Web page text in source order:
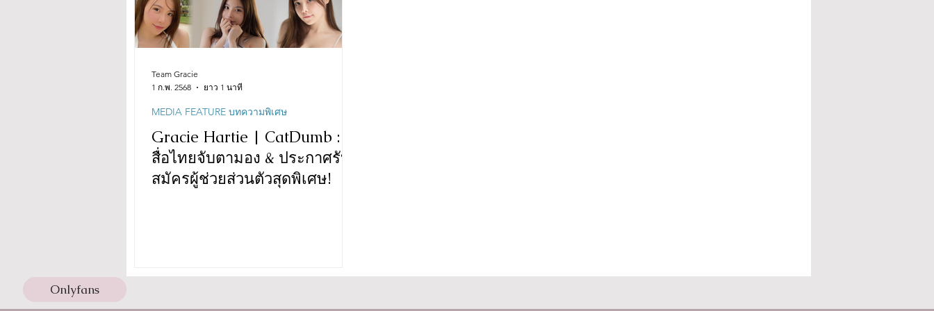
Gracie Hartie | CatDumb :
สื่อไทยจับตามอง & ประกาศรับ
สมัครผู้ช่วยส่วนตัวสุดพิเศษ!
MEDIA FEATURE บทความพิเศษ
Team Gracie
1 ก.พ. 2568
ยาว 1 นาที
Onlyfans